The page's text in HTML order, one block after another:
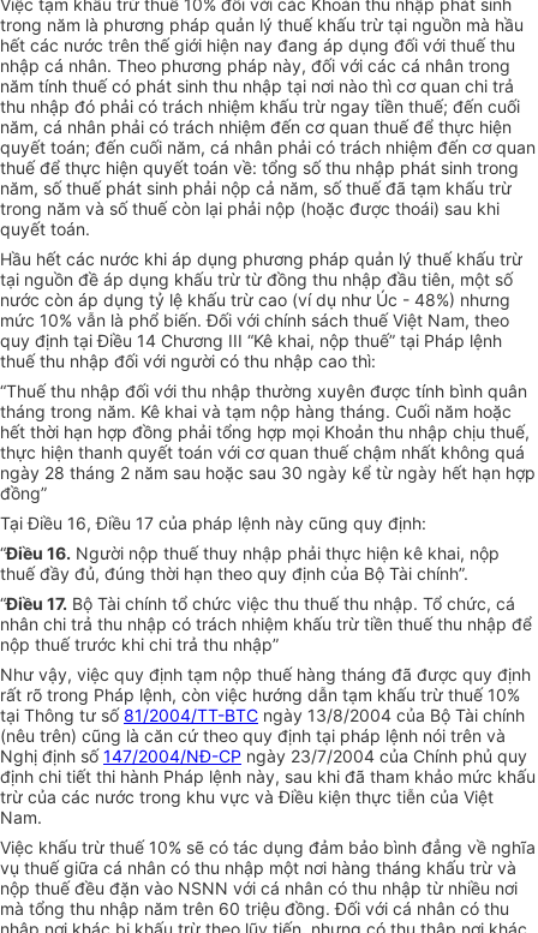
Việc tạm khấu trừ thuế 10% đối với các Khoản thu nhập phát sinh
trong năm là phương pháp quản lý thuế khấu trừ tại nguồn mà hầu
hết các nước trên thế giới hiện nay đang áp dụng đối với thuế thu
nhập cá nhân. Theo phương pháp này, đối với các cá nhân trong
năm tính thuế có phát sinh thu nhập tại nơi nào thì cơ quan chi trả
thu nhập đó phải có trách nhiệm khấu trừ ngay tiền thuế; đến cuối
năm, cá nhân phải có trách nhiệm đến cơ quan thuế để thực hiện
quyết toán; đến cuối năm, cá nhân phải có trách nhiệm đến cơ quan
thuế để thực hiện quyết toán về: tổng số thu nhập phát sinh trong
năm, số thuế phát sinh phải nộp cả năm, số thuế đã tạm khấu trừ
trong năm và số thuế còn lại phải nộp (hoặc được thoái) sau khi
quyết toán.
Hầu hết các nước khi áp dụng phương pháp quản lý thuế khấu trừ
tại nguồn đề áp dụng khấu trừ từ đồng thu nhập đầu tiên, một số
nước còn áp dụng tỷ lệ khấu trừ cao (ví dụ như Úc - 48%) nhưng
mức 10% vẫn là phổ biến. Đối với chính sách thuế Việt Nam, theo
quy định tại Điều 14 Chương III “Kê khai, nộp thuế” tại Pháp lệnh
thuế thu nhập đối với người có thu nhập cao thì:
“Thuế thu nhập đối với thu nhập thường xuyên được tính bình quân
tháng trong năm. Kê khai và tạm nộp hàng tháng. Cuối năm hoặc
hết thời hạn hợp đồng phải tổng hợp mọi Khoản thu nhập chịu thuế,
thực hiện thanh quyết toán với cơ quan thuế chậm nhất không quá
ngày 28 tháng 2 năm sau hoặc sau 30 ngày kể từ ngày hết hạn hợp
đồng”
Tại Điều 16, Điều 17 của pháp lệnh này cũng quy định:
“Điều 16. Người nộp thuế thuy nhập phải thực hiện kê khai, nộp
thuế đầy đủ, đúng thời hạn theo quy định của Bộ Tài chính”.
“Điều 17. Bộ Tài chính tổ chức việc thu thuế thu nhập. Tổ chức, cá
nhân chi trả thu nhập có trách nhiệm khấu trừ tiền thuế thu nhập để
nộp thuế trước khi chi trả thu nhập”
Như vậy, việc quy định tạm nộp thuế hàng tháng đã được quy định
rất rõ trong Pháp lệnh, còn việc hướng dẫn tạm khấu trừ thuế 10%
tại Thông tư số81/2004/TT-BTC ngày 13/8/2004 của Bộ Tài chính
(nêu trên) cũng là căn cứ theo quy định tại pháp lệnh nói trên và
Nghị định số147/2004/NĐ-CP ngày 23/7/2004 của Chính phủ quy
định chi tiết thi hành Pháp lệnh này, sau khi đã tham khảo mức khấu
trừ của các nước trong khu vực và Điều kiện thực tiễn của Việt
Nam.
Việc khấu trừ thuế 10% sẽ có tác dụng đảm bảo bình đẳng về nghĩa
vụ thuế giữa cá nhân có thu nhập một nơi hàng tháng khấu trừ và
nộp thuế đều đặn vào NSNN với cá nhân có thu nhập từ nhiều nơi
mà tổng thu nhập năm trên 60 triệu đồng. Đối với cá nhân có thu
nhập nơi khác bị khấu trừ theo lũy tiến, nhưng có thu thập nơi khác